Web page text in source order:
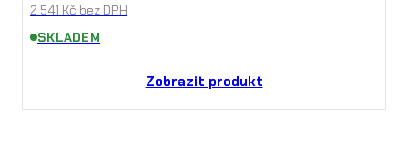
2 541 Kč bez DPH
SKLADEM
Zobrazit produkt